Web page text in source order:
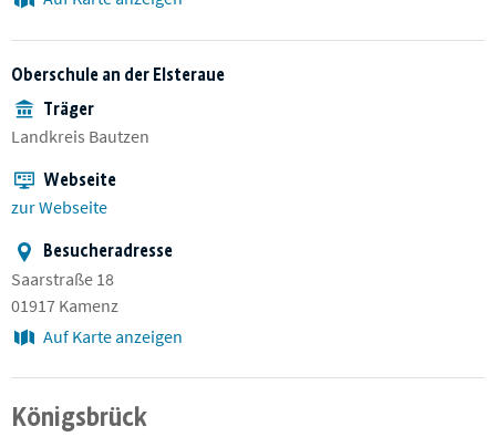
Oberschule an der Elsteraue
Träger
Landkreis Bautzen
Webseite
zur Webseite
Besucheradresse
Saarstraße 18
01917 Kamenz
Auf Karte anzeigen
Königsbrück